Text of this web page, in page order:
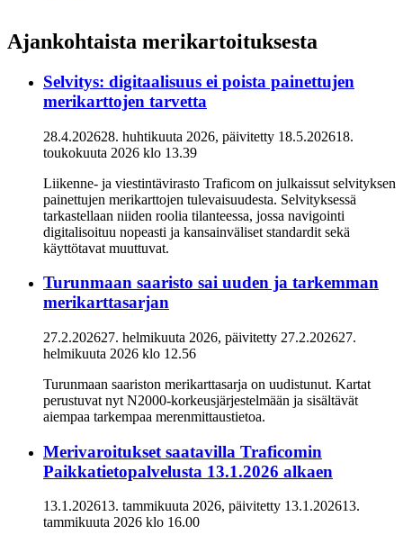
Ajankohtaista merikartoituksesta
Selvitys: digitaalisuus ei poista painettujen
merikarttojen tarvetta
28.4.202628. huhtikuuta 2026, päivitetty 18.5.202618.
toukokuuta 2026 klo 13.39
Liikenne- ja viestintävirasto Traficom on julkaissut selvityksen
painettujen merikarttojen tulevaisuudesta. Selvityksessä
tarkastellaan niiden roolia tilanteessa, jossa navigointi
digitalisoituu nopeasti ja kansainväliset standardit sekä
käyttötavat muuttuvat.
Turunmaan saaristo sai uuden ja tarkemman
merikarttasarjan
27.2.202627. helmikuuta 2026, päivitetty 27.2.202627.
helmikuuta 2026 klo 12.56
Turunmaan saariston merikarttasarja on uudistunut. Kartat
perustuvat nyt N2000-korkeusjärjestelmään ja sisältävät
aiempaa tarkempaa merenmittaustietoa.
Merivaroitukset saatavilla Traficomin
Paikkatietopalvelusta 13.1.2026 alkaen
13.1.202613. tammikuuta 2026, päivitetty 13.1.202613.
tammikuuta 2026 klo 16.00